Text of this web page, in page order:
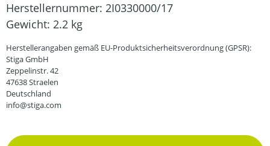
Herstellernummer: 2I0330000/17
Gewicht: 2.2 kg
Herstellerangaben gemäß EU-Produktsicherheitsverordnung (GPSR):
Stiga GmbH
Zeppelinstr. 42
47638 Straelen
Deutschland
info@stiga.com